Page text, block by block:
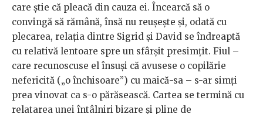
care știe că pleacă din cauza ei. Încearcă să o
convingă să rămână, însă nu reușește și, odată cu
plecarea, relația dintre Sigrid și David se îndreaptă
cu relativă lentoare spre un sfârșit presimțit. Fiul –
care recunoscuse el însuși că avusese o copilărie
nefericită („o închisoare”) cu maică-sa – s-ar simți
prea vinovat ca s-o părăsească. Cartea se termină cu
relatarea unei întâlniri bizare și pline de